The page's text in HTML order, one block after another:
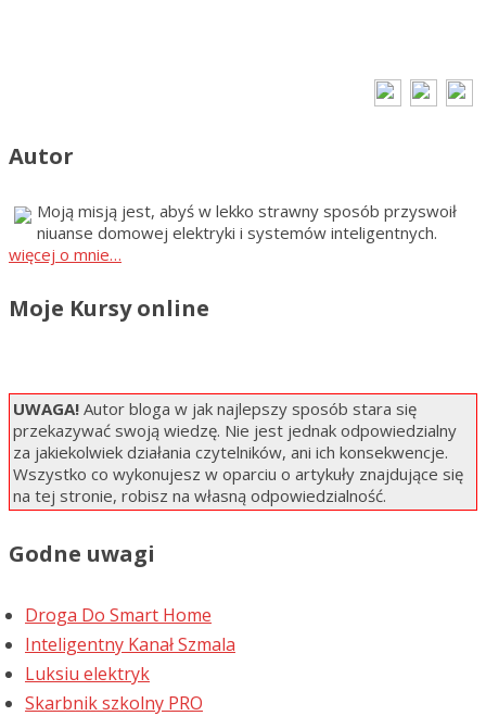
Autor
Moją misją jest, abyś w lekko strawny sposób przyswoił
niuanse domowej elektryki i systemów inteligentnych.
więcej o mnie…
Moje Kursy online
UWAGA! Autor bloga w jak najlepszy sposób stara się
przekazywać swoją wiedzę. Nie jest jednak odpowiedzialny
za jakiekolwiek działania czytelników, ani ich konsekwencje.
Wszystko co wykonujesz w oparciu o artykuły znajdujące się
na tej stronie, robisz na własną odpowiedzialność.
Godne uwagi
Droga Do Smart Home
Inteligentny Kanał Szmala
Luksiu elektryk
Skarbnik szkolny PRO